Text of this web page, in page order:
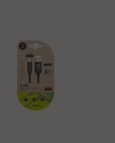
carrito